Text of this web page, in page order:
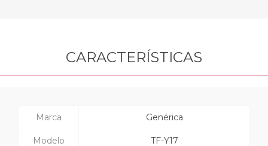
CARACTERÍSTICAS
Marca Genérica
Modelo TF-Y17